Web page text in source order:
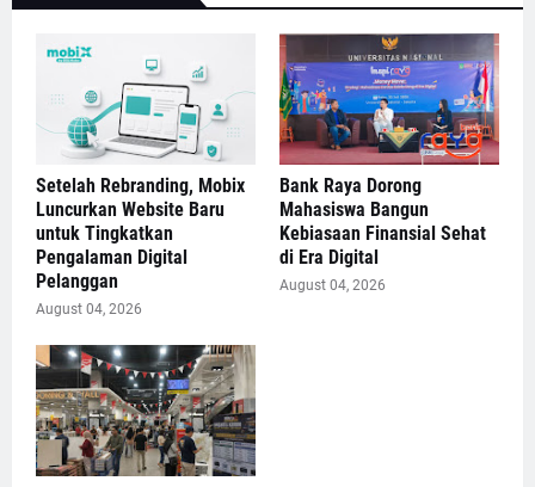
Setelah Rebranding, Mobix
Luncurkan Website Baru
untuk Tingkatkan
Pengalaman Digital
Pelanggan
August 04, 2026
Bank Raya Dorong
Mahasiswa Bangun
Kebiasaan Finansial Sehat
di Era Digital
August 04, 2026